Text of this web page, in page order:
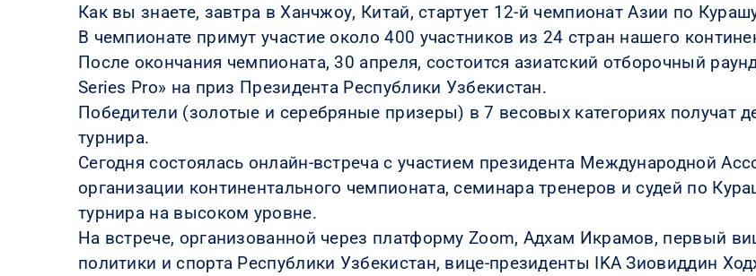
Как вы знаете, завтра в Ханчжоу, Китай, стартует 12-й чемпионат Азии по
В чемпионате примут участие около 400 участников из 24 стран нашего
После окончания чемпионата, 30 апреля, состоится азиатский отборочный
Series Pro» на приз Президента Республики Узбекистан.
Победители (золотые и серебряные призеры) в 7 весовых категориях получат
турнира.
Сегодня состоялась онлайн-встреча с участием президента Международной
организации континентального чемпионата, семинара тренеров и судей по
турнира на высоком уровне.
На встрече, организованной через платформу Zoom, Адхам Икрамов, первый
политики и спорта Республики Узбекистан, вице-президенты IKA Зиовиддин